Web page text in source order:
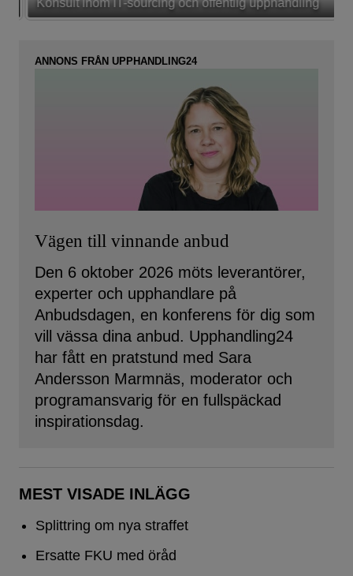
ANNONS FRÅN UPPHANDLING24
Vägen till vinnande anbud
Den 6 oktober 2026 möts leverantörer,
experter och upphandlare på
Anbudsdagen, en konferens för dig som
vill vässa dina anbud. Upphandling24
har fått en pratstund med Sara
Andersson Marmnäs, moderator och
programansvarig för en fullspäckad
inspirationsdag.
MEST VISADE INLÄGG
Splittring om nya straffet
Ersatte FKU med öråd